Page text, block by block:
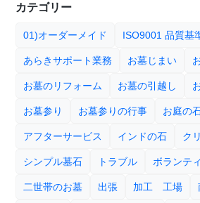
カテゴリー
01)オーダーメイド ISO9001 品質基
あらきサポート業務 お墓じまい
お墓のリフォーム お墓の引越し
お墓参り お墓参りの行事 お庭の
アフターサービス インドの石 ク
シンプル墓石 トラブル ボランテ
二世帯のお墓 出張 加工 工場